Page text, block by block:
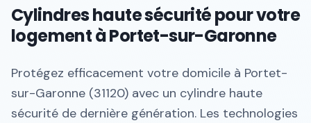
Cylindres haute sécurité pour votre
logement à Portet-sur-Garonne
Protégez efficacement votre domicile à Portet-
sur-Garonne (31120) avec un cylindre haute
sécurité de dernière génération. Les technologies